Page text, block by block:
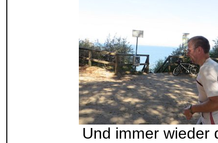
Und immer wieder